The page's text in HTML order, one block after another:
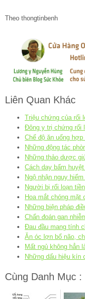
Theo thongtinbenh
Liên Quan Khác
Triệu chứng của rối
Đông y trị chứng rối
Chế độ ăn uống
Những động tác
Những thảo dược
Cách day bấm
Ngộ nhận nguy
Người bị rối loạn
Hoa mắt chóng mặt
Những biện pháp
Chẩn đoán gan
Đau đầu mang tính
Ăn óc lợn bổ não,
Mất ngủ không hẳn
Những dấu hiệu kín
Cùng Danh Mục :